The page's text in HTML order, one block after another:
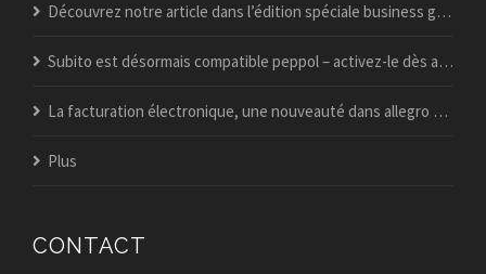
Découvrez notre article dans l’édition spéciale business guide du vif !
Subito est désormais compatible peppol – activez-le dès aujourd’hui
La facturation électronique, une nouveauté dans allegro popsy ?
Plus
CONTACT